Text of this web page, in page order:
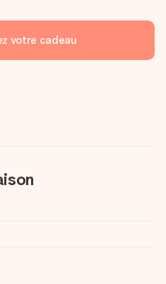
votre cadeau